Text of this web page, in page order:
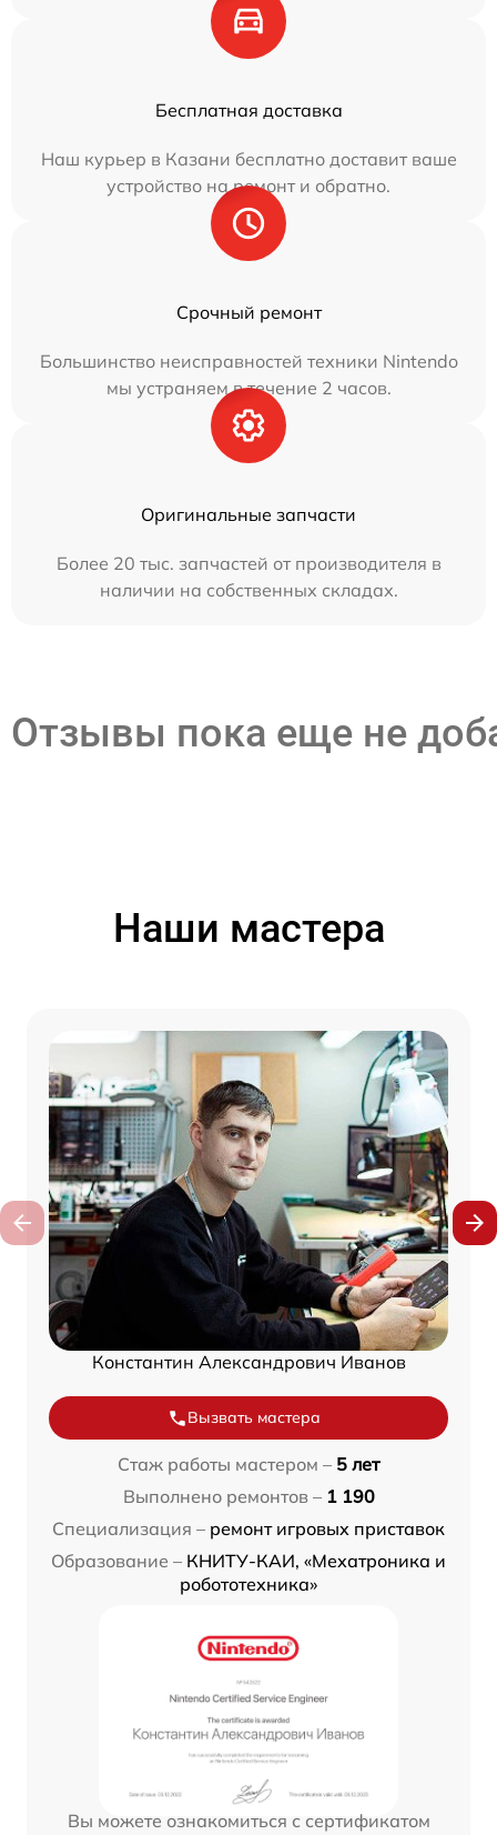
Бесплатная доставка
Наш курьер в Казани бесплатно доставит ваше
устройство на ремонт и обратно.
Срочный ремонт
Большинство неисправностей техники Nintendo
мы устраняем в течение 2 часов.
Оригинальные запчасти
Более 20 тыс. запчастей от производителя в
наличии на собственных складах.
Отзывы пока еще не
Наши мастера
Константин Александрович Иванов
Вызвать мастера
Стаж работы мастером – 5 лет
Выполнено ремонтов – 1 190
Специализация – ремонт игровых приставок
Образование – КНИТУ-КАИ, «Мехатроника и
робототехника»
Вы можете ознакомиться с сертификатом